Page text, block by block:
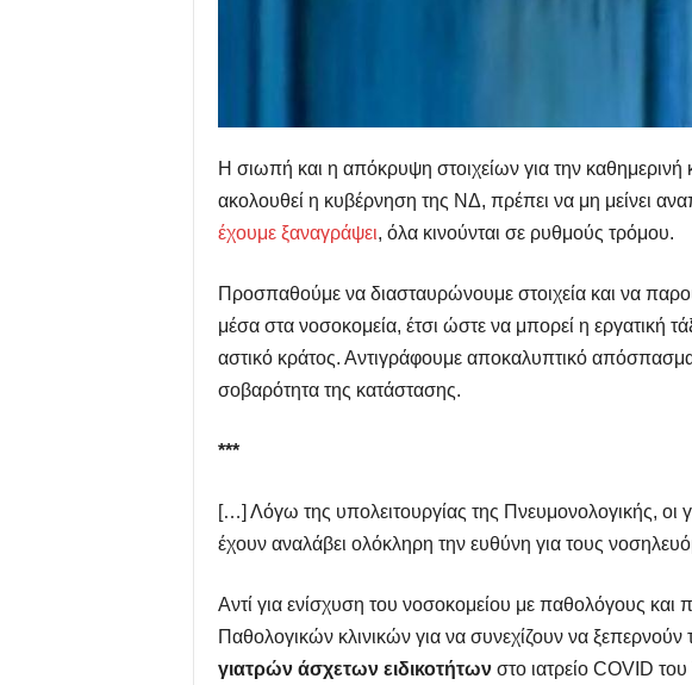
Η σιωπή και η απόκρυψη στοιχείων για την
ακολουθεί η κυβέρνηση της ΝΔ, πρέπει να μη μείνει
έχουμε ξαναγράψει, όλα κινούνται σε ρυθμούς τρόμου.
Προσπαθούμε να διασταυρώνουμε στοιχεία και να
μέσα στα νοσοκομεία, έτσι ώστε να μπορεί η εργατική
αστικό κράτος. Αντιγράφουμε αποκαλυπτικό
σοβαρότητα της κατάστασης.
***
[…] Λόγω της υπολειτουργίας της Πνευμονολογικής,
έχουν αναλάβει ολόκληρη την ευθύνη για τους
Αντί για ενίσχυση του νοσοκομείου με παθολόγους και
Παθολογικών κλινικών για να συνεχίζουν να
γιατρών άσχετων ειδικοτήτωνστο ιατρείο COVID